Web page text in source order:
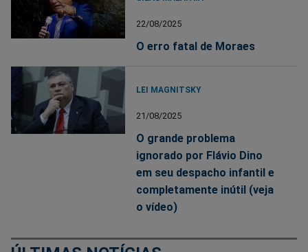
22/08/2025
O erro fatal de Moraes
LEI MAGNITSKY
21/08/2025
O grande problema
ignorado por Flávio Dino
em seu despacho infantil e
completamente inútil (veja
o vídeo)